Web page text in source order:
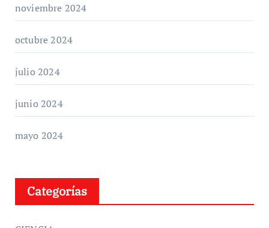
noviembre 2024
octubre 2024
julio 2024
junio 2024
mayo 2024
Categorías